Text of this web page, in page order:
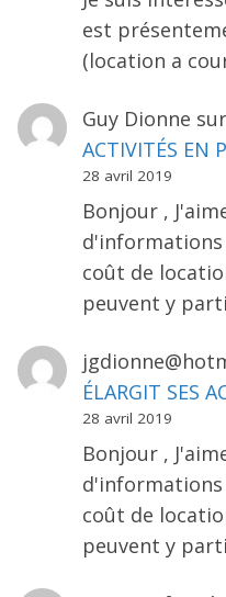
est
(location a
Guy Dionne sur
ACTIVITÉS EN
28 avril 2019
Bonjour ,
d'informations
coût de
peuvent y
ÉLARGIT SES
28 avril 2019
Bonjour ,
d'informations
coût de
peuvent y